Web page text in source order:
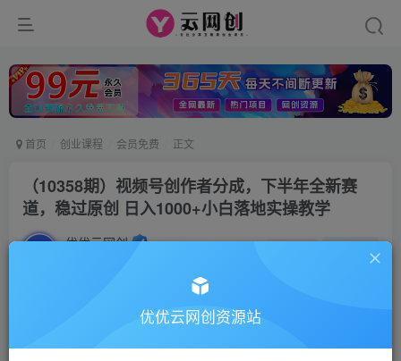
首页 创业课程 会员免费 正文
（10358期）视频号创作者分成，下半年全新赛
道，稳过原创 日入1000+小白落地实操教学
优优云网创 私信
优优云网创资源站